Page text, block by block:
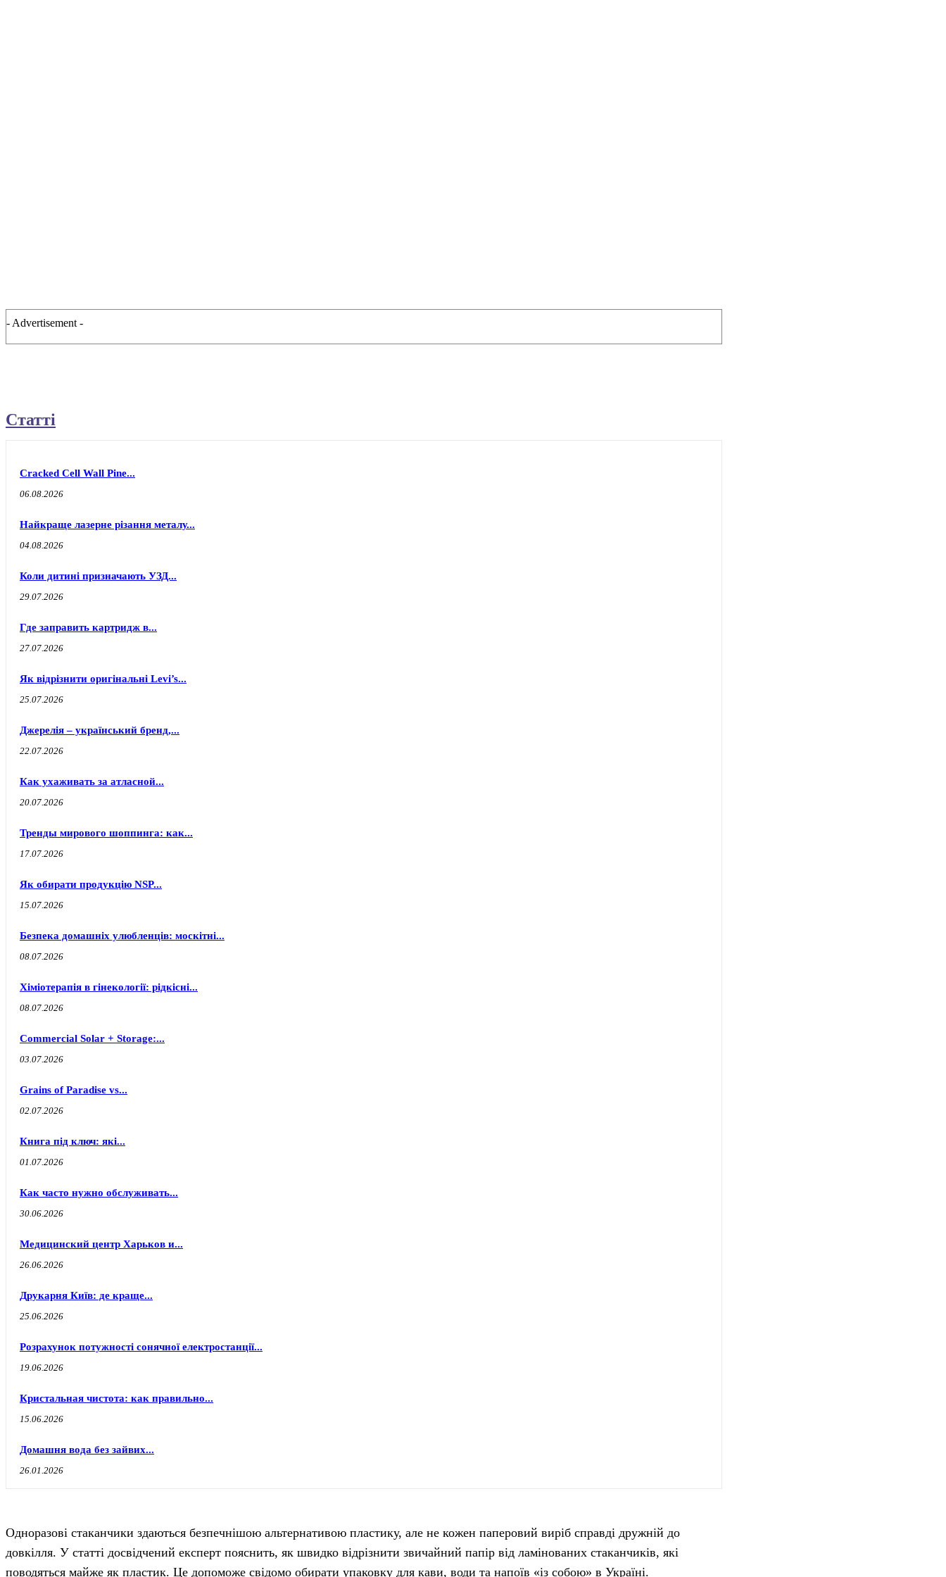
- Advertisement -
Статті
Cracked Cell Wall Pine...
06.08.2026
Найкраще лазерне різання металу...
04.08.2026
Коли дитині призначають УЗД...
29.07.2026
Где заправить картридж в...
27.07.2026
Як відрізнити оригінальні Levi’s...
25.07.2026
Джерелія – український бренд,...
22.07.2026
Как ухаживать за атласной...
20.07.2026
Тренды мирового шоппинга: как...
17.07.2026
Як обирати продукцію NSP...
15.07.2026
Безпека домашніх улюбленців: москітні...
08.07.2026
Хіміотерапія в гінекології: рідкісні...
08.07.2026
Commercial Solar + Storage:...
03.07.2026
Grains of Paradise vs...
02.07.2026
Книга під ключ: які...
01.07.2026
Как часто нужно обслуживать...
30.06.2026
Медицинский центр Харьков и...
26.06.2026
Друкарня Київ: де краще...
25.06.2026
Розрахунок потужності сонячної електростанції...
19.06.2026
Кристальная чистота: как правильно...
15.06.2026
Домашня вода без зайвих...
26.01.2026
Одноразові стаканчики здаються безпечнішою альтернативою пластику, але не кожен паперовий виріб справді дружній до
довкілля. У статті досвідчений експерт пояснить, як швидко відрізнити звичайний папір від ламінованих стаканчиків, які
поводяться майже як пластик. Це допоможе свідомо обирати упаковку для кави, води та напоїв «із собою» в Україні.